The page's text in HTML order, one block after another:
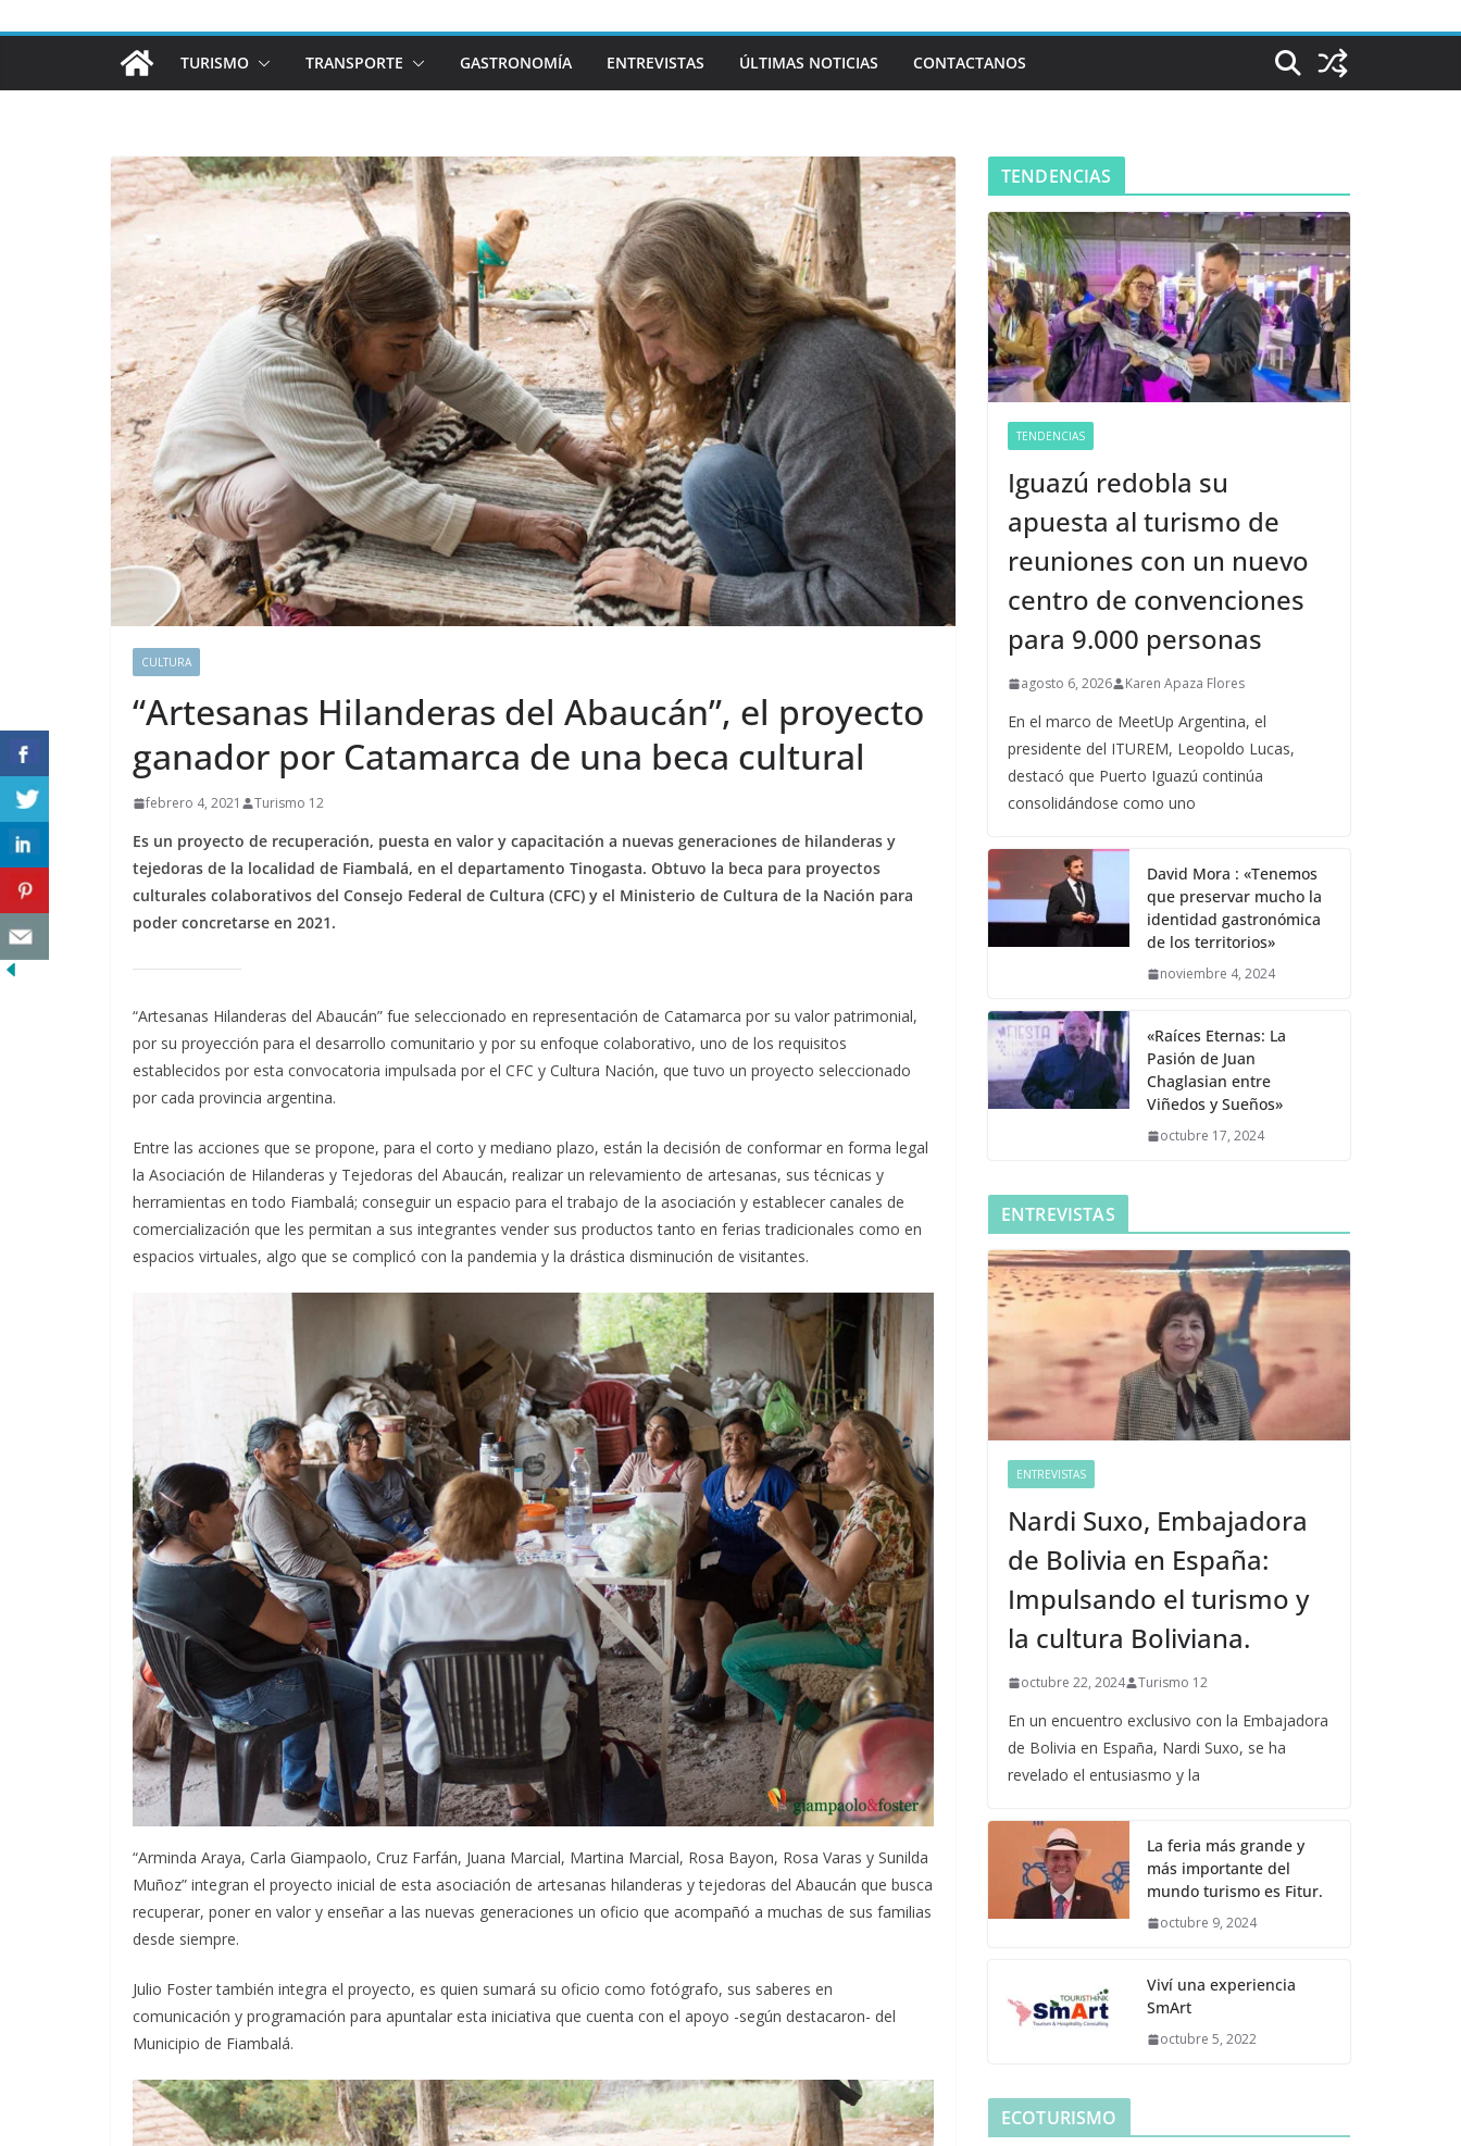
TURISMO TRANSPORTE GASTRONOMÍA ENTREVISTAS ÚLTIMAS NOTICIAS CONTACTANOS
CULTURA
“Artesanas Hilanderas del Abaucán”, el proyecto
ganador por Catamarca de una beca cultural
febrero 4, 2021 Turismo 12
Es un proyecto de recuperación, puesta en valor y capacitación a nuevas generaciones de hilanderas y
tejedoras de la localidad de Fiambalá, en el departamento Tinogasta. Obtuvo la beca para proyectos
culturales colaborativos del Consejo Federal de Cultura (CFC) y el Ministerio de Cultura de la Nación para
poder concretarse en 2021.
“Artesanas Hilanderas del Abaucán” fue seleccionado en representación de Catamarca por su valor patrimonial,
por su proyección para el desarrollo comunitario y por su enfoque colaborativo, uno de los requisitos
establecidos por esta convocatoria impulsada por el CFC y Cultura Nación, que tuvo un proyecto seleccionado
por cada provincia argentina.
Entre las acciones que se propone, para el corto y mediano plazo, están la decisión de conformar en forma legal
la Asociación de Hilanderas y Tejedoras del Abaucán, realizar un relevamiento de artesanas, sus técnicas y
herramientas en todo Fiambalá; conseguir un espacio para el trabajo de la asociación y establecer canales de
comercialización que les permitan a sus integrantes vender sus productos tanto en ferias tradicionales como en
espacios virtuales, algo que se complicó con la pandemia y la drástica disminución de visitantes.
“Arminda Araya, Carla Giampaolo, Cruz Farfán, Juana Marcial, Martina Marcial, Rosa Bayon, Rosa Varas y Sunilda
Muñoz” integran el proyecto inicial de esta asociación de artesanas hilanderas y tejedoras del Abaucán que busca
recuperar, poner en valor y enseñar a las nuevas generaciones un oficio que acompañó a muchas de sus familias
desde siempre.
Julio Foster también integra el proyecto, es quien sumará su oficio como fotógrafo, sus saberes en
comunicación y programación para apuntalar esta iniciativa que cuenta con el apoyo -según destacaron- del
Municipio de Fiambalá.
TENDENCIAS
TENDENCIAS
Iguazú redobla su
apuesta al turismo de
reuniones con un nuevo
centro de convenciones
para 9.000 personas
agosto 6, 2026 Karen Apaza Flores
En el marco de MeetUp Argentina, el
presidente del ITUREM, Leopoldo Lucas,
destacó que Puerto Iguazú continúa
consolidándose como uno
David Mora : «Tenemos
que preservar mucho la
identidad gastronómica
de los territorios»
noviembre 4, 2024
«Raíces Eternas: La
Pasión de Juan
Chaglasian entre
Viñedos y Sueños»
octubre 17, 2024
ENTREVISTAS
ENTREVISTAS
Nardi Suxo, Embajadora
de Bolivia en España:
Impulsando el turismo y
la cultura Boliviana.
octubre 22, 2024 Turismo 12
En un encuentro exclusivo con la Embajadora
de Bolivia en España, Nardi Suxo, se ha
revelado el entusiasmo y la
La feria más grande y
más importante del
mundo turismo es Fitur.
octubre 9, 2024
Viví una experiencia
SmArt
octubre 5, 2022
ECOTURISMO